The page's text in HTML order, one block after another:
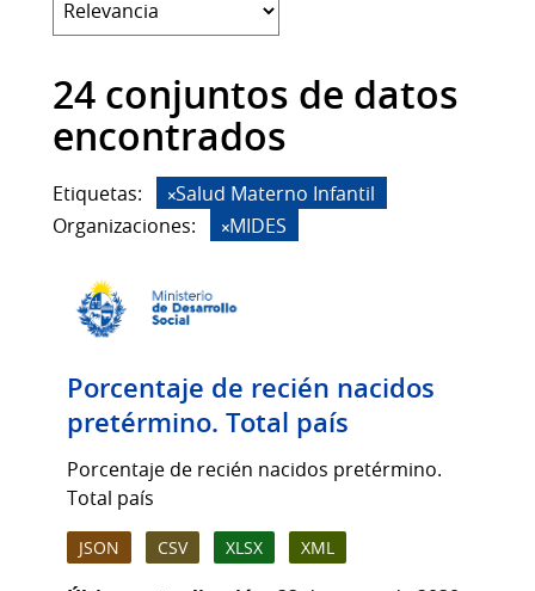
24 conjuntos de datos
encontrados
Etiquetas:
Salud Materno Infantil
Organizaciones:
MIDES
Porcentaje de recién nacidos
pretérmino. Total país
Porcentaje de recién nacidos pretérmino.
Total país
JSON CSV XLSX XML